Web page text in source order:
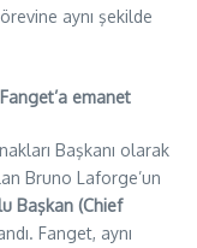
aynı şekilde
emanet
Başkanı olarak
Bruno Laforge’un
Başkan (Chief
Fanget, aynı